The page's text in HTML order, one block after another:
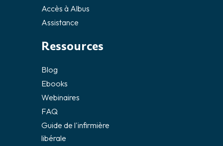
Ressources
Blog
Ebooks
Webinaires
FAQ
Guide de l'infirmière
libérale
Accès à Albus
Assistance